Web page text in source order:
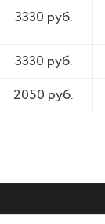
3330 руб.
3330 руб.
2050 руб.